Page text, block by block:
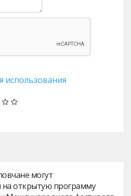
использования
могут
на открытую программу